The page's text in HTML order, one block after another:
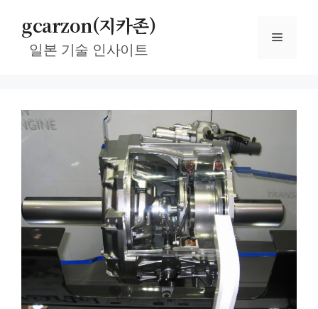
gcarzon(지카존)
일본 기술 인사이트
메